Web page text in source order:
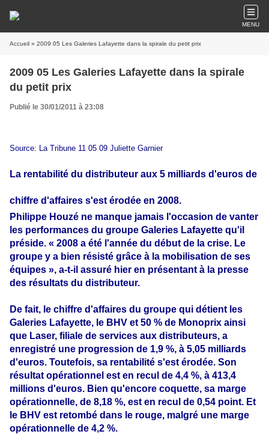
MENU
Accueil » 2009 05 Les Galeries Lafayette dans la spirale du petit prix
2009 05 Les Galeries Lafayette dans la spirale
du petit prix
Publié le 30/01/2011 à 23:08
Source: La Tribune 11 05 09 Juliette Garnier
La rentabilité du distributeur aux 5 milliards d'euros de
chiffre d'affaires s'est érodée en 2008.
Philippe Houzé ne manque jamais l'occasion de vanter
les performances du groupe Galeries Lafayette qu'il
préside. « 2008 a été l'année du début de la crise. Le
groupe y a bien résisté grâce à la mobilisation de ses
équipes », a-t-il assuré hier en présentant à la presse
des résultats du distributeur.
De fait, le chiffre d'affaires du groupe qui détient les
Galeries Lafayette, le BHV et 50 % de Monoprix ainsi
que Laser, filiale de services aux distributeurs, a
enregistré une progression de 1,9 %, à 5,05 milliards
d'euros. Toutefois, sa rentabilité s'est érodée. Son
résultat opérationnel est en recul de 4,4 %, à 413,4
millions d'euros. Bien qu'encore coquette, sa marge
opérationnelle, de 8,18 %, est en recul de 0,54 point. Et
le BHV est retombé dans le rouge, malgré une marge
opérationnelle de 4,2 %.